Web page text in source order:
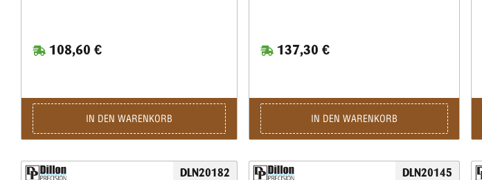
108,60 €
IN DEN WARENKORB
137,30 €
IN DEN WARENKORB
DLN20182 DLN20145